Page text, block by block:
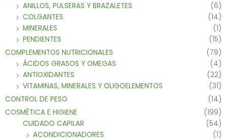
ANILLOS, PULSERAS Y BRAZALETES
(6)
COLGANTES
(14)
MINERALES
(1)
PENDIENTES
(15)
COMPLEMENTOS NUTRICIONALES
(79)
ÁCIDOS GRASOS Y OMEGAS
(4)
ANTIOXIDANTES
(22)
VITAMINAS, MINERALES Y OLIGOELEMENTOS
(31)
CONTROL DE PESO
(14)
COSMÉTICA E HIGIENE
(199)
CUIDADO CAPILAR
(54)
ACONDICIONADORES
(1)